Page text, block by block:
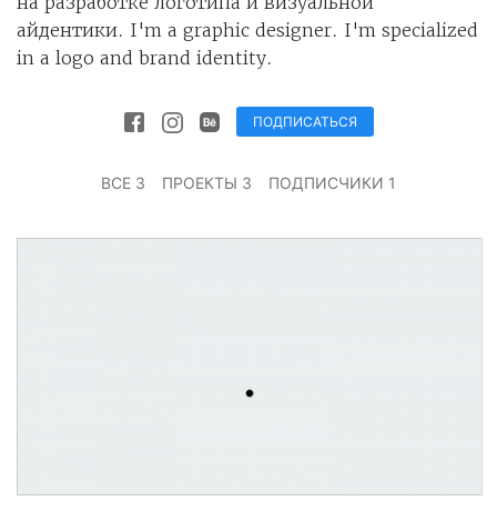
айдентики. I'm a graphic designer. I'm specialized
in a logo and brand identity.
ПОДПИСАТЬСЯ
ВСЕ 3 ПРОЕКТЫ 3 ПОДПИСЧИКИ 1